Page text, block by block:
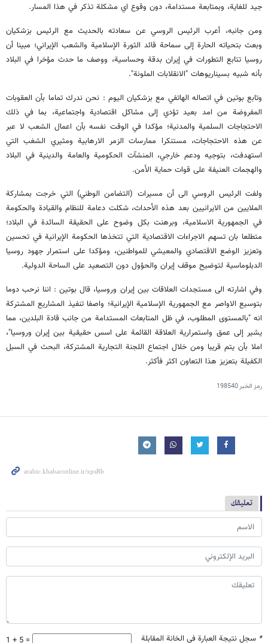
جيد للغاية، وبمتابعة مستدامة، دون وقوع اي مشكلة تذكر في هذا المسار.
ومن جانبه، أعرب الرئيس الروسي عن سعادته بالحديث مع الرئيس بزشكيان
وبعث بتحياته الحارة إلى سماحة قائد الثورة الإسلامية والشعب الإيراني؛ مبينا أن
روسيا تتابع التطورات في إيران بدقة وحساسية، ووصف ما حدث مؤخرا في البلاد
بأنه شبيه بسيناريوهات "الانقلابات الملونة".
وتابع بوتين في اتصاله الهاتفي مع بزشكيان اليوم : نحن ندرك تماما بأن العقوبات
المفروضة من امد بعيد تؤدي إلى مشاكل اقتصادية واجتماعية، بما في ذلك
الاحتجاجات السلمية والمدنية؛ مؤكدا في الوقت نفسه بأن اعمال الشعب لا عبر
عن هذه الاحتجاجات، مستنكرا ممارسات الزمر الارهابية ومثيري الشغب التي
استهدفت، بتوجيه ودعم خارجي، المنشآت الحكومية والعامة والدينية في البلاد
والهجمات العنيفة على قوات حماية الأمن.
ولفت الرئيس الروسي الى أن مسيرات (التضامن الوطني) التي خرجت بمشاركة
الملايين من الايرانيين بعد هذه الأحداث، شكلت دعامة للنظام والقيادة والحكومة
في الجمهورية الاسلامية، وبرهنت بكل وضوح على الحقيقة السائدة في البلاد؛
متطلعا بان تسهم الاجراءات الاقتصادية التي تتخذها الحكومة الإيرانية في تحسين
وتعزيز الوضع الاقتصادي والمعيشي للمواطنين، ومؤكدا على استمرار جهود روسيا
الدبلوماسية لتوضيح موقف إيران والحؤول دون التصعيد على الساحة الدولية.
وفي اشارته الى مستجدات العلاقات بين إيران وروسيا، قال بوتين : اننا نرحب دوما
بتوسيع الاواصر مع الجمهورية الإسلامية الإيرانية؛ واصفا تنفيذ المشاريع المشتركة
انه "بالمستوى المطلوب، في ظل المتابعات المستدامة من جانب قادة البلدين، مما
يشير إلى عمق واستمرارية العلاقة القائمة على اسس حقيقية بين إيران وروسيا"،
املا بأن يتم قريبا ومن خلال اجتماع اللجنة التجارية المشتركة، البحث في السبل
الكفيلة بتعزيز هذا التعاون اكثر فأكثر.
رمز الخبر198540
تعليقك
* سجل نتيجة العبارة في الخانة المقابلة